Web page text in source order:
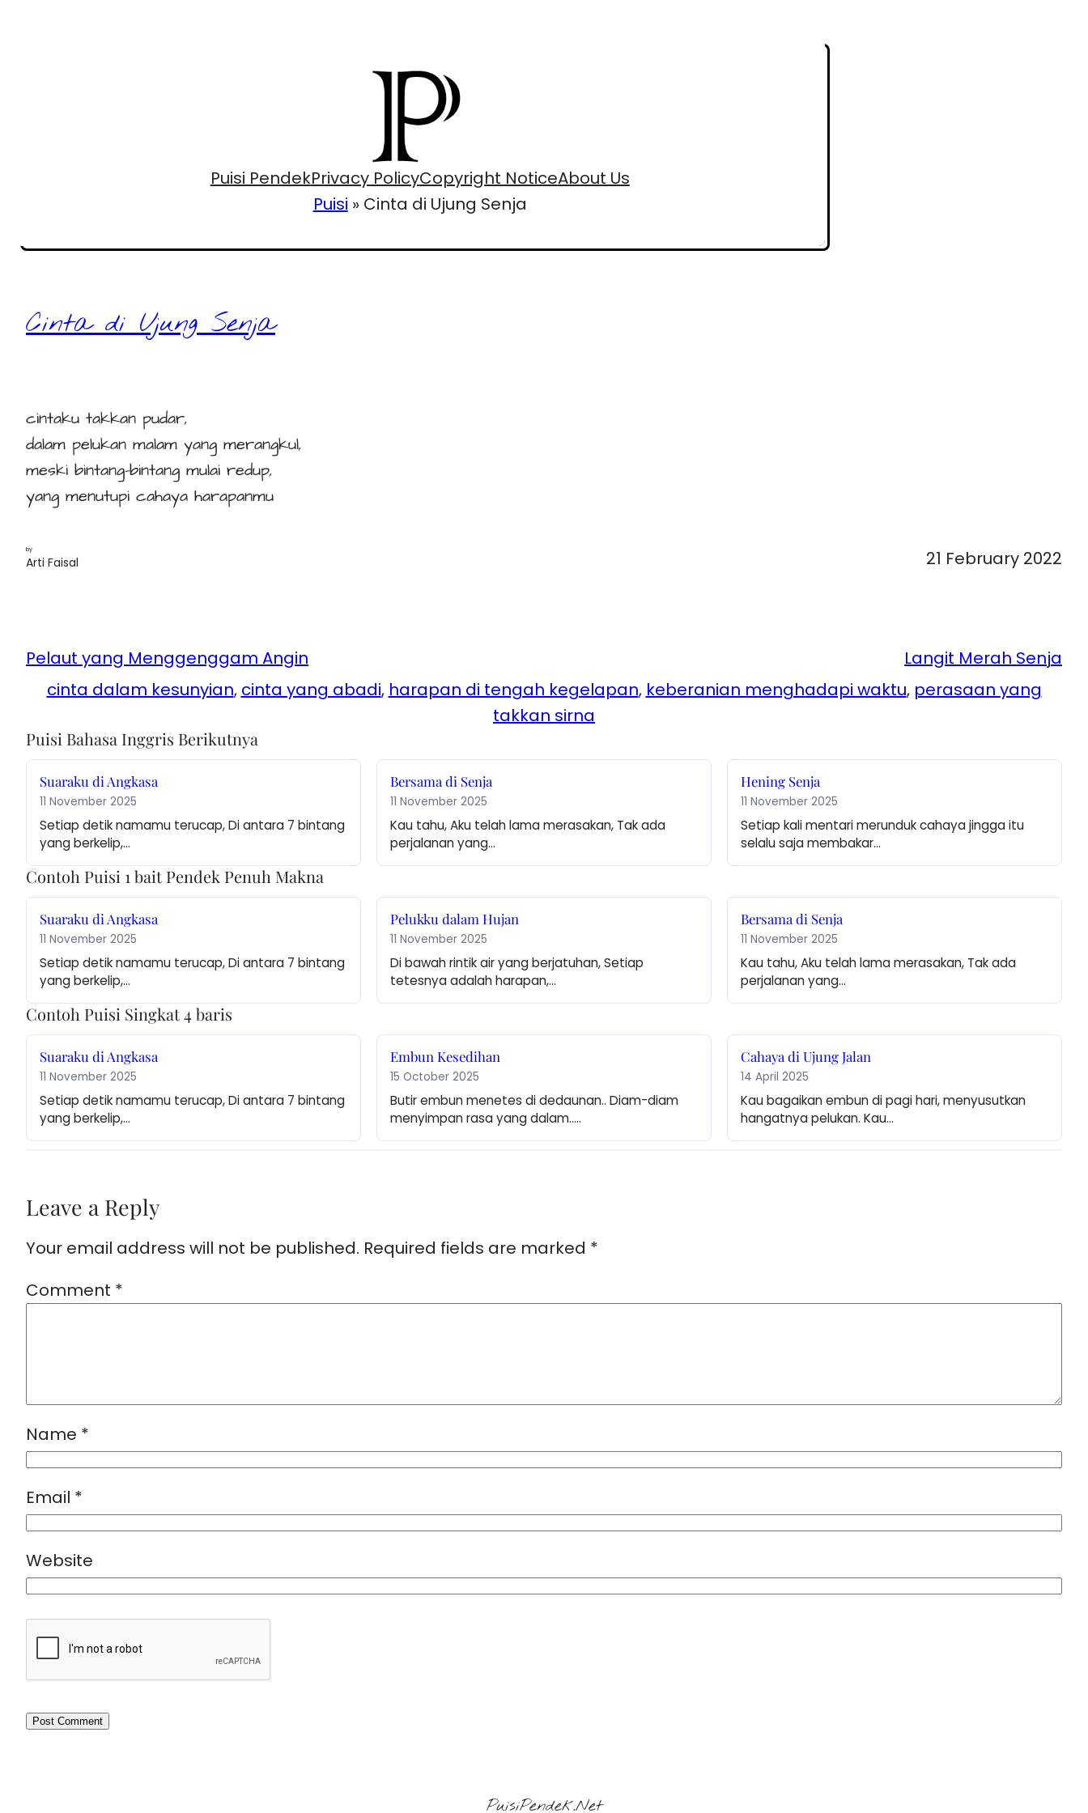
Puisi PendekPrivacy PolicyCopyright NoticeAbout Us
Puisi » Cinta di Ujung Senja
Cinta di Ujung Senja
cintaku takkan pudar,
dalam pelukan malam yang merangkul,
meski bintang-bintang mulai redup,
yang menutupi cahaya harapanmu
by
Arti Faisal 21 February 2022
Pelaut yang Menggenggam Angin
Langit Merah Senja
cinta dalam kesunyian, cinta yang abadi, harapan di tengah kegelapan, keberanian menghadapi waktu, perasaan yang
takkan sirna
Puisi Bahasa Inggris Berikutnya
Suaraku di Angkasa
11 November 2025
Setiap detik namamu terucap, Di antara 7 bintang
yang berkelip,…
Bersama di Senja
11 November 2025
Kau tahu, Aku telah lama merasakan, Tak ada
perjalanan yang…
Hening Senja
11 November 2025
Setiap kali mentari merunduk cahaya jingga itu
selalu saja membakar…
Contoh Puisi 1 bait Pendek Penuh Makna
Suaraku di Angkasa
11 November 2025
Setiap detik namamu terucap, Di antara 7 bintang
yang berkelip,…
Pelukku dalam Hujan
11 November 2025
Di bawah rintik air yang berjatuhan, Setiap
tetesnya adalah harapan,…
Bersama di Senja
11 November 2025
Kau tahu, Aku telah lama merasakan, Tak ada
perjalanan yang…
Contoh Puisi Singkat 4 baris
Suaraku di Angkasa
11 November 2025
Setiap detik namamu terucap, Di antara 7 bintang
yang berkelip,…
Embun Kesedihan
15 October 2025
Butir embun menetes di dedaunan.. Diam-diam
menyimpan rasa yang dalam..…
Cahaya di Ujung Jalan
14 April 2025
Kau bagaikan embun di pagi hari, menyusutkan
hangatnya pelukan. Kau…
Leave a Reply
Your email address will not be published. Required fields are marked *
Comment *
Name *
Email *
Website
PuisiPendek.Net